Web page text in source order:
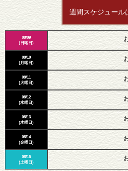
週間スケジュール
08/09
(日曜日)
08/10
(月曜日)
08/11
(火曜日)
08/12
(水曜日)
08/13
(木曜日)
08/14
(金曜日)
08/15
(土曜日)